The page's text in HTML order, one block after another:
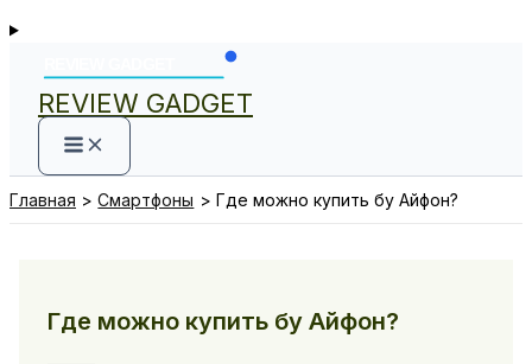
REVIEW GADGET
Главная Смартфоны Где можно купить бу Айфон?
Где можно купить бу Айфон?